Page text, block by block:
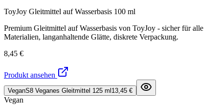
ToyJoy Gleitmittel auf Wasserbasis 100 ml
Premium Gleitmittel auf Wasserbasis von ToyJoy - sicher für alle
Materialien, langanhaltende Glätte, diskrete Verpackung.
8,45 €
Produkt ansehen
VeganS8 Veganes Gleitmittel 125 ml 13,45 €
Vegan